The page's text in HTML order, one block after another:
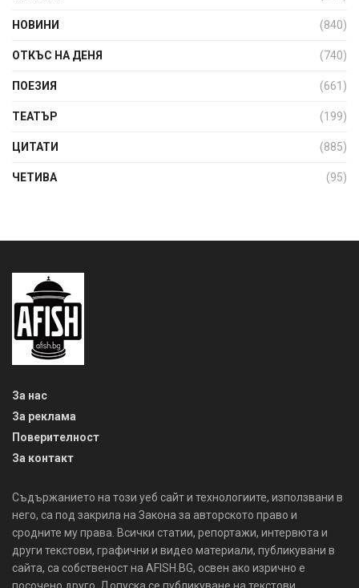
НОВИНИ (840)
ОТКЪС НА ДЕНЯ (740)
ПОЕЗИЯ (661)
ТЕАТЪР (199)
ЦИТАТИ (885)
ЧЕТИВА (95)
За нас
За реклама
Поверителност
За контакт
Съдържанието на този уеб сайт и технологиите, използвани в
него, са под закрила на Закона за авторското право и
сродните му права. Всички статии, репортажи, интервюта и
други текстови, графични и видео материали, публикувани в
сайта, са собственост на AFISH.BG, освен ако изрично е
посочено друго. Допуска се публикуване на текстови